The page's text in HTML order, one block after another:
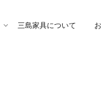
三島家具について